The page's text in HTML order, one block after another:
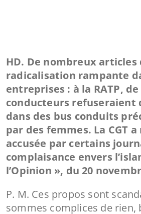
HD. De nombreux
radicalisation rampante
entreprises : à la RATP,
conducteurs refuseraient
dans des bus conduits
par des femmes. La CGT
accusée par certains
complaisance envers
l’Opinion », du 20
P. M. Ces propos sont
sommes complices de rien,